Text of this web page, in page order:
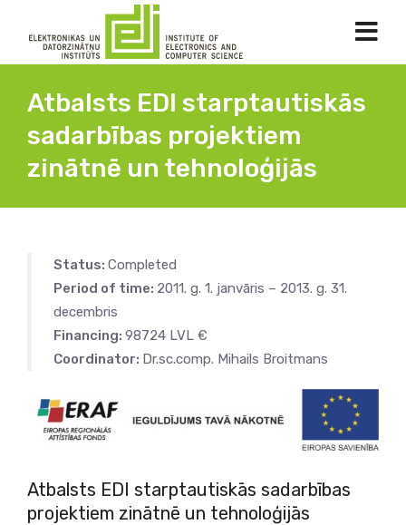
Atbalsts EDI starptautiskās
sadarbības projektiem
zinātnē un tehnoloģijās
Status: Completed
Period of time: 2011. g. 1. janvāris – 2013. g. 31.
decembris
Financing: 98724 LVL €
Coordinator: Dr.sc.comp. Mihails Broitmans
Atbalsts EDI starptautiskās sadarbības
projektiem zinātnē un tehnoloģijās